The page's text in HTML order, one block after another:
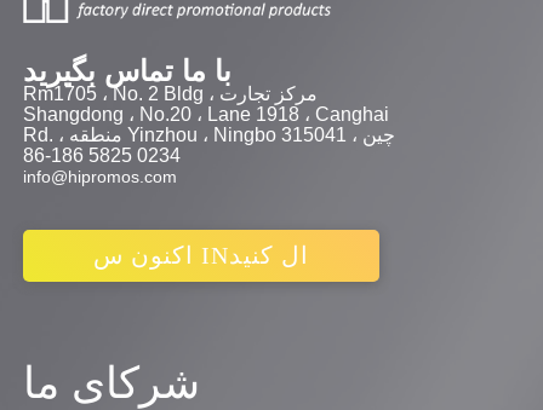
با ما تماس بگیرید
Rm1705 ، No. 2 Bldg ، مرکز تجارت
Shangdong ، No.20 ، Lane 1918 ، Canghai
Rd. ، منطقه Yinzhou ، Ningbo 315041 ، چین
86-186 5825 0234
info@hipromos.com
اکنون س INال کنید
شرکای ما